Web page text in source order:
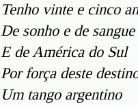
Tenho vinte e cinco
De sonho e de sangue
E de América do Sul
Por força deste
Um tango argentino